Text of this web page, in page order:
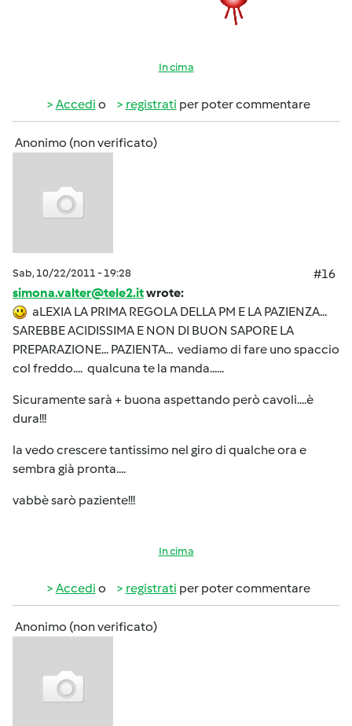
In cima
Accedi o registrati per poter commentare
Anonimo (non verificato)
Sab, 10/22/2011 - 19:28
#16
simona.valter@tele2.itwrote:
aLEXIA LA PRIMA REGOLA DELLA PM E LA PAZIENZA...
SAREBBE ACIDISSIMA E NON DI BUON SAPORE LA
PREPARAZIONE... PAZIENTA... vediamo di fare uno spaccio
col freddo.... qualcuna te la manda......
Sicuramente sarà + buona aspettando però cavoli....è
dura!!!
la vedo crescere tantissimo nel giro di qualche ora e
sembra già pronta....
vabbè sarò paziente!!!
In cima
Accedi o registrati per poter commentare
Anonimo (non verificato)